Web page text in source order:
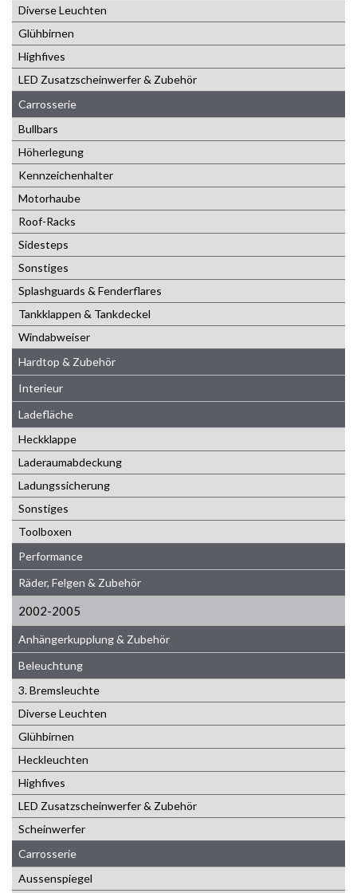
Diverse Leuchten
Glühbirnen
Highfives
LED Zusatzscheinwerfer & Zubehör
Carrosserie
Bullbars
Höherlegung
Kennzeichenhalter
Motorhaube
Roof-Racks
Sidesteps
Sonstiges
Splashguards & Fenderflares
Tankklappen & Tankdeckel
Windabweiser
Hardtop & Zubehör
Interieur
Ladefläche
Heckklappe
Laderaumabdeckung
Ladungssicherung
Sonstiges
Toolboxen
Performance
Räder, Felgen & Zubehör
2002-2005
Anhängerkupplung & Zubehör
Beleuchtung
3. Bremsleuchte
Diverse Leuchten
Glühbirnen
Heckleuchten
Highfives
LED Zusatzscheinwerfer & Zubehör
Scheinwerfer
Carrosserie
Aussenspiegel